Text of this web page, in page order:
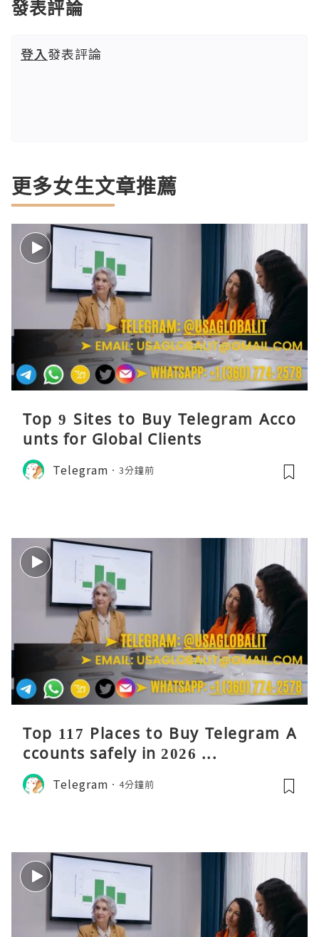
發表評論
登入發表評論
更多女生文章推薦
Top 9 Sites to Buy Telegram Acco
unts for Global Clients
Telegram 3分鐘前
Top 117 Places to Buy Telegram A
ccounts safely in 2026 ...
Telegram 4分鐘前